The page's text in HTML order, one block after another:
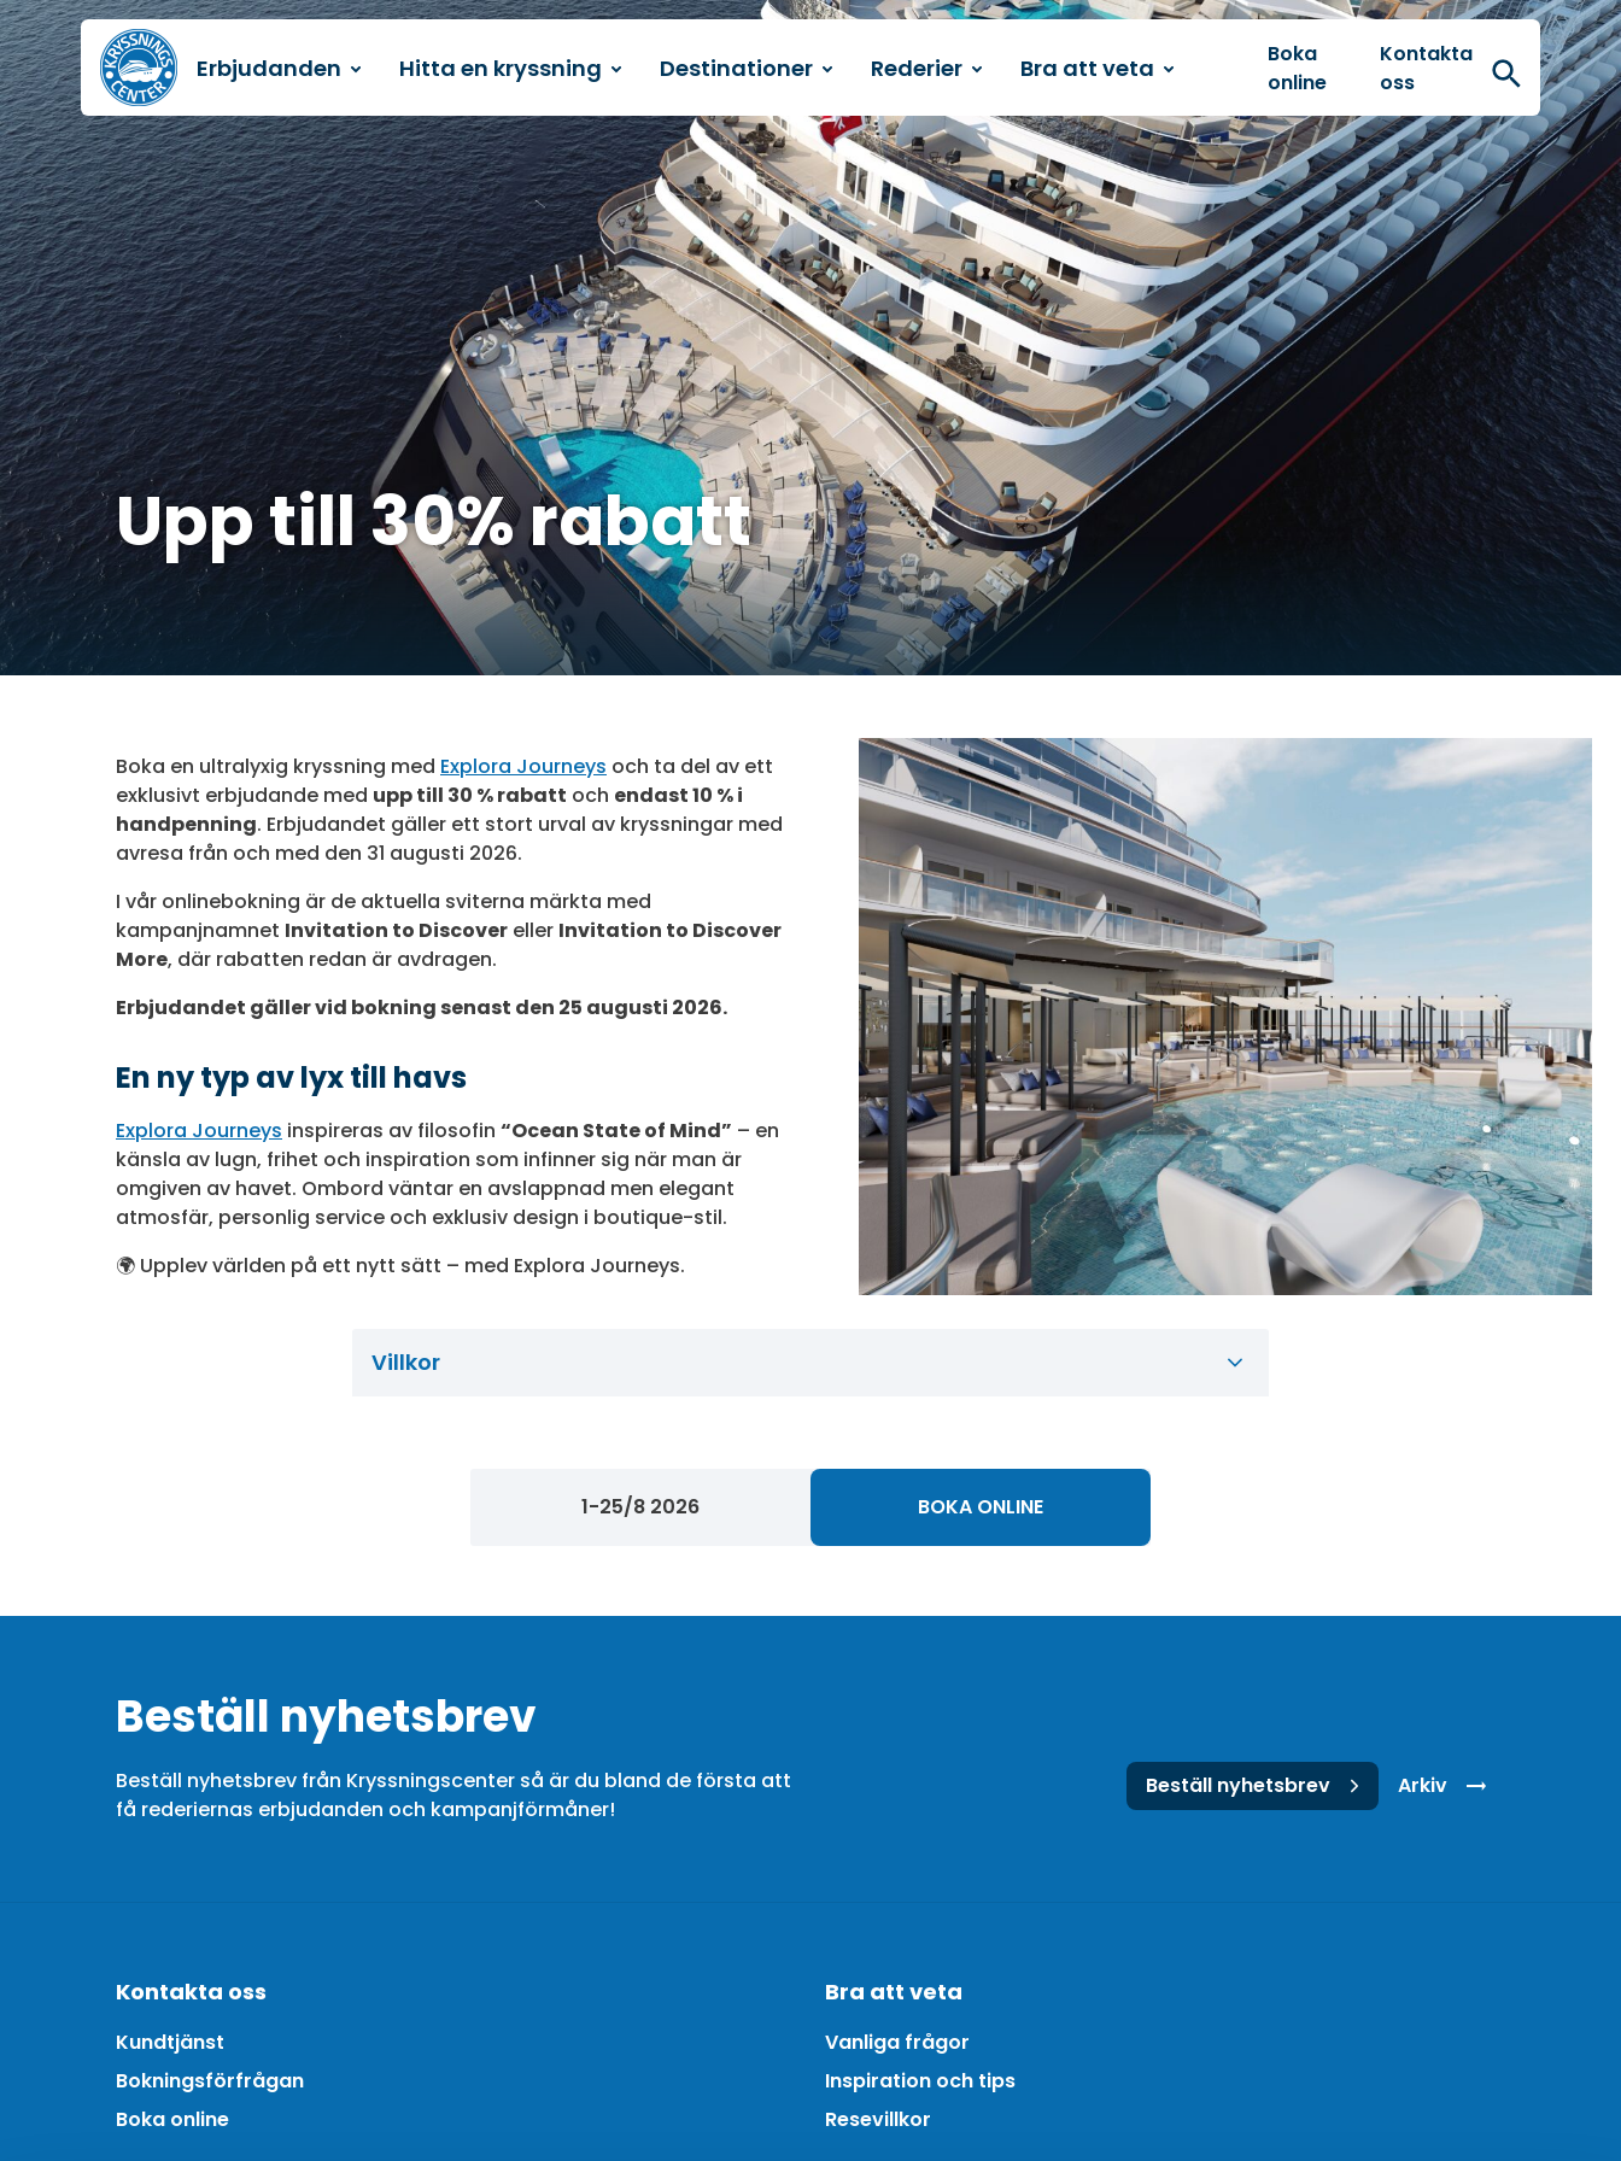
Till startsidan
Erbjudanden Hitta en kryssning Destinationer Rederier Bra att veta
Boka
online
Kontakta
oss
Sök
Upp till 30% rabatt
Boka en ultralyxig kryssning med Explora Journeys och ta del av ett
exklusivt erbjudande med upp till 30 % rabatt och endast 10 % i
handpenning. Erbjudandet gäller ett stort urval av kryssningar med
avresa från och med den 31 augusti 2026.
I vår onlinebokning är de aktuella sviterna märkta med
kampanjnamnet Invitation to Discover eller Invitation to Discover
More, där rabatten redan är avdragen.
Erbjudandet gäller vid bokning senast den 25 augusti 2026.
En ny typ av lyx till havs
Explora Journeys inspireras av filosofin “Ocean State of Mind” – en
känsla av lugn, frihet och inspiration som infinner sig när man är
omgiven av havet. Ombord väntar en avslappnad men elegant
atmosfär, personlig service och exklusiv design i boutique-stil.
🌍 Upplev världen på ett nytt sätt – med Explora Journeys.
Villkor
1-25/8 2026 BOKA ONLINE
Beställ nyhetsbrev
Beställ nyhetsbrev från Kryssningscenter så är du bland de första att
få rederiernas erbjudanden och kampanjförmåner!
Beställ nyhetsbrev Arkiv
Kontakta oss
Kundtjänst
Bokningsförfrågan
Boka online
Bra att veta
Vanliga frågor
Inspiration och tips
Resevillkor